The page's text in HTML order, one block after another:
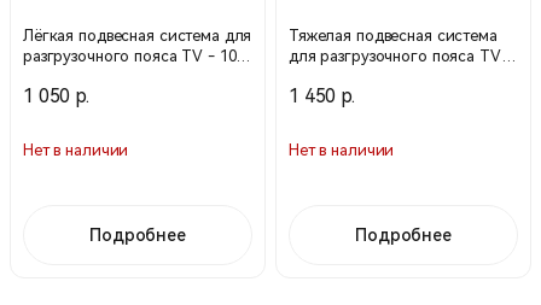
Лёгкая подвесная система для
разгрузочного пояса TV - 107
(WARTECH)
1 050 р.
Нет в наличии
Подробнее
Тяжелая подвесная система
для разгрузочного пояса TV-
(WARTECH)
1 450 р.
Нет в наличии
Подробнее